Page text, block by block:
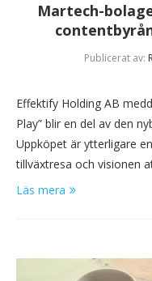
Martech-
Publicerat av:
Effektify Holding AB
Play” blir en del av den
Uppköpet är ytterligare
tillväxtresa och visionen
Läs mera